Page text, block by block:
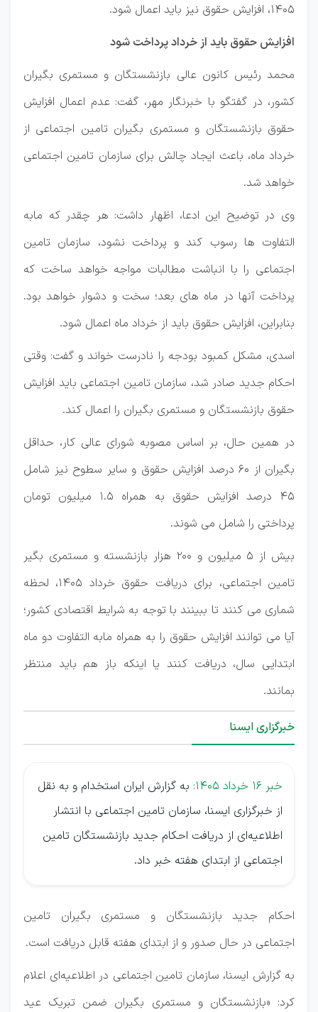
۱۴۰۵، افزایش حقوق نیز باید اعمال شود.
افزایش حقوق باید از خرداد پرداخت شود
محمد رئیس کانون عالی بازنشستگان و مستمری بگیران
کشور، در گفتگو با خبرنگار مهر، گفت: عدم اعمال افزایش
حقوق بازنشستگان و مستمری بگیران تامین اجتماعی از
خرداد ماه، باعث ایجاد چالش برای سازمان تامین اجتماعی
خواهد شد.
وی در توضیح این ادعا، اظهار داشت: هر چقدر که مابه
التفاوت ها رسوب کند و پرداخت نشود، سازمان تامین
اجتماعی را با انباشت مطالبات مواجه خواهد ساخت که
پرداخت آنها در ماه های بعد؛ سخت و دشوار خواهد بود.
بنابراین، افزایش حقوق باید از خرداد ماه اعمال شود.
اسدی، مشکل کمبود بودجه را نادرست خواند و گفت: وقتی
احکام جدید صادر شد، سازمان تامین اجتماعی باید افزایش
حقوق بازنشستگان و مستمری بگیران را اعمال کند.
در همین حال، بر اساس مصوبه شورای عالی کار، حداقل
بگیران از ۶۰ درصد افزایش حقوق و سایر سطوح نیز شامل
۴۵ درصد افزایش حقوق به همراه ۱.۵ میلیون تومان
پرداختی را شامل می شوند.
بیش از ۵ میلیون و ۲۰۰ هزار بازنشسته و مستمری بگیر
تامین اجتماعی، برای دریافت حقوق خرداد ۱۴۰۵، لحظه
شماری می کنند تا ببینند با توجه به شرایط اقتصادی کشور؛
آیا می توانند افزایش حقوق را به همراه مابه التفاوت دو ماه
ابتدایی سال، دریافت کنند یا اینکه باز هم باید منتظر
بمانند.
خبرگزاری ایسنا
خبر ۱۶ خرداد ۱۴۰۵:
به گزارش ایران استخدام و به نقل
از خبرگزاری ایسنا، سازمان تامین اجتماعی با انتشار
اطلاعیه‌ای از دریافت احکام جدید بازنشستگان تامین
اجتماعی از ابتدای هفته خبر داد.
احکام جدید بازنشستگان و مستمری بگیران تامین
اجتماعی در حال صدور و از ابتدای هفته قابل دریافت است.
به گزارش ایسنا، سازمان تامین اجتماعی در اطلاعیه‌ای اعلام
کرد: «بازنشستگان و مستمری بگیران ضمن تبریک عید